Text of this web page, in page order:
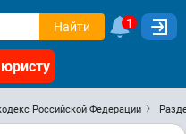
Найти 1
Российской Федерации